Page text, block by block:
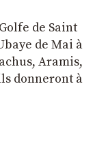
de Saint
de Mai à
Aramis,
donneront à